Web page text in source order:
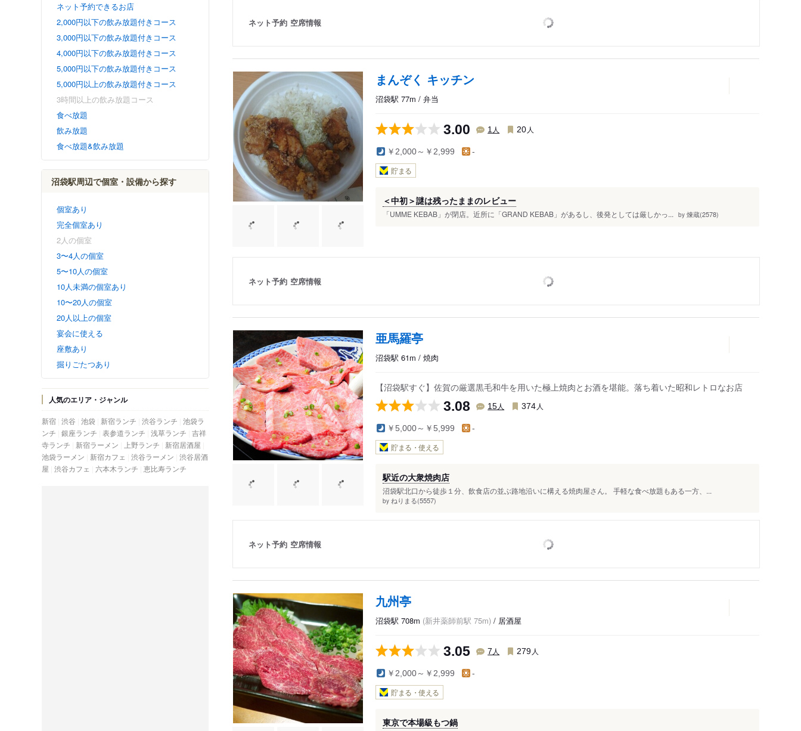
ネット予約できるお店
2,000円以下の飲み放題付きコース
3,000円以下の飲み放題付きコース
4,000円以下の飲み放題付きコース
5,000円以下の飲み放題付きコース
5,000円以上の飲み放題付きコース
3時間以上の飲み放題コース
食べ放題
飲み放題
食べ放題&飲み放題
沼袋駅周辺で個室・設備から探す
個室あり
完全個室あり
2人の個室
3〜4人の個室
5〜10人の個室
10人未満の個室あり
10〜20人の個室
20人以上の個室
宴会に使える
座敷あり
掘りごたつあり
人気のエリア・ジャンル
新宿 渋谷 池袋 新宿ランチ 渋谷ランチ 池袋ラ
ンチ 銀座ランチ 表参道ランチ 浅草ランチ 吉祥
寺ランチ
新宿ラーメン 上野ランチ
新宿居酒屋
池袋ラーメン
新宿カフェ 渋谷ラーメン 渋谷居酒
屋 渋谷カフェ 六本木ランチ 恵比寿ランチ
ネット予約 空席情報
まんぞく キッチン
沼袋駅 77m / 弁当
3.00 1 人 20 人
￥2,000～￥2,999 -
貯まる
＜中初＞謎は残ったままのレビュー
「UMME KEBAB」が閉店。近所に「GRAND KEBAB」があるし、後発としては厳しかっ... by 煉蔵(2578)
ネット予約 空席情報
亜馬羅亭
沼袋駅 61m / 焼肉
【沼袋駅すぐ】佐賀の厳選黒毛和牛を用いた極上焼肉とお酒を堪能。落ち着いた昭和レトロなお店
3.08 15人 374 人
￥5,000～￥5,999 -
貯まる・使える
駅近の大衆焼肉店
沼袋駅北口から徒歩１分、飲食店の並ぶ路地沿いに構える焼肉屋さん。 手軽な食べ放題もある一方、...
by ねりまる(5557)
ネット予約 空席情報
九州亭
沼袋駅 708m (新井薬師前駅 75m) / 居酒屋
3.05 7 人 279 人
￥2,000～￥2,999 -
貯まる・使える
東京で本場級もつ鍋